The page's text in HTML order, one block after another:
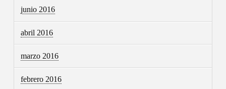
junio 2016
abril 2016
marzo 2016
febrero 2016